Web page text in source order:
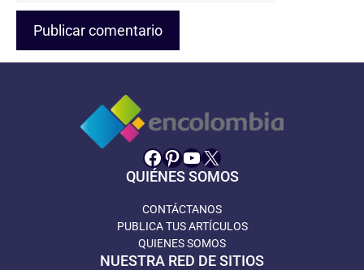
Facebook
Pinterest
YouTube
X
QUIÉNES SOMOS
CONTÁCTANOS
PUBLICA TUS ARTÍCULOS
QUIENES SOMOS
NUESTRA RED DE SITIOS